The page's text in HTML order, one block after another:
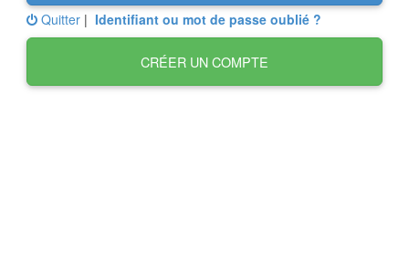
Quitter | Identifiant ou mot de passe oublié ?
CRÉER UN COMPTE